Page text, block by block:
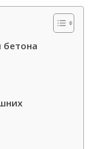
бетона